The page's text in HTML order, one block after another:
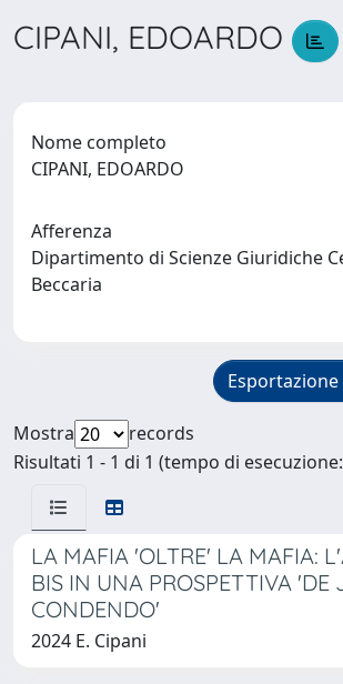
CIPANI, EDOARDO
Nome completo
CIPANI, EDOARDO
Afferenza
Dipartimento di Scienze Giuridiche
Beccaria
Esportazione
Mostra
records
Risultati 1 - 1 di 1 (tempo di
LA MAFIA 'OLTRE' LA MAFIA:
BIS IN UNA PROSPETTIVA 'DE
CONDENDO'
2024 E. Cipani